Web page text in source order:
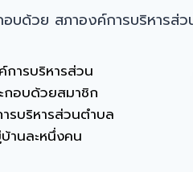
บด้วย สภาองค์การบริหารส่
การบริหารส่วน
กอบด้วยสมาชิก
รบริหารส่วนตำบล
านละหนึ่งคน